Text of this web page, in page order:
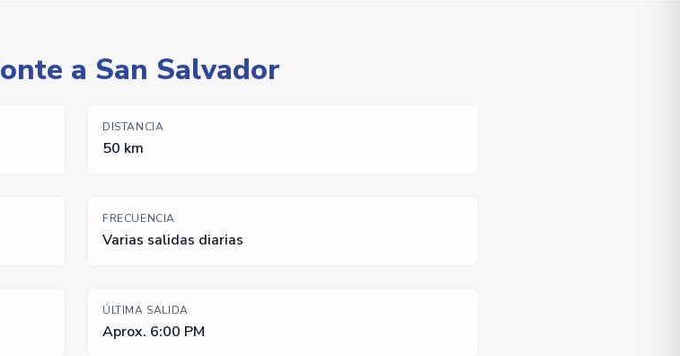
a San Salvador
DISTANCIA
50 km
FRECUENCIA
Varias salidas diarias
ÚLTIMA SALIDA
Aprox. 6:00 PM